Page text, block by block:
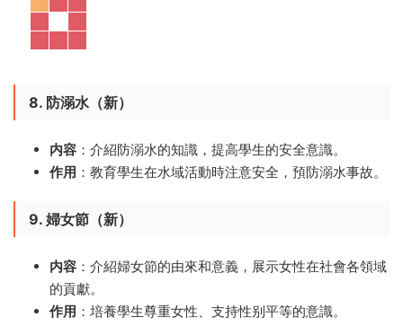
8. 防溺水（新）
内容 ：介紹防溺水的知識，提高學生的安全意識。
作用 ：教育學生在水域活動時注意安全，預防溺水事故。
9. 婦女節（新）
内容 ：介紹婦女節的由來和意義，展示女性在社會各領域
的貢獻。
作用 ：培養學生尊重女性、支持性别平等的意識。